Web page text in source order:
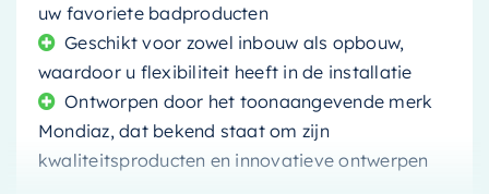
uw favoriete badproducten
Geschikt voor zowel inbouw als opbouw,
waardoor u flexibiliteit heeft in de installatie
Ontworpen door het toonaangevende merk
Mondiaz, dat bekend staat om zijn
kwaliteitsproducten en innovatieve ontwerpen